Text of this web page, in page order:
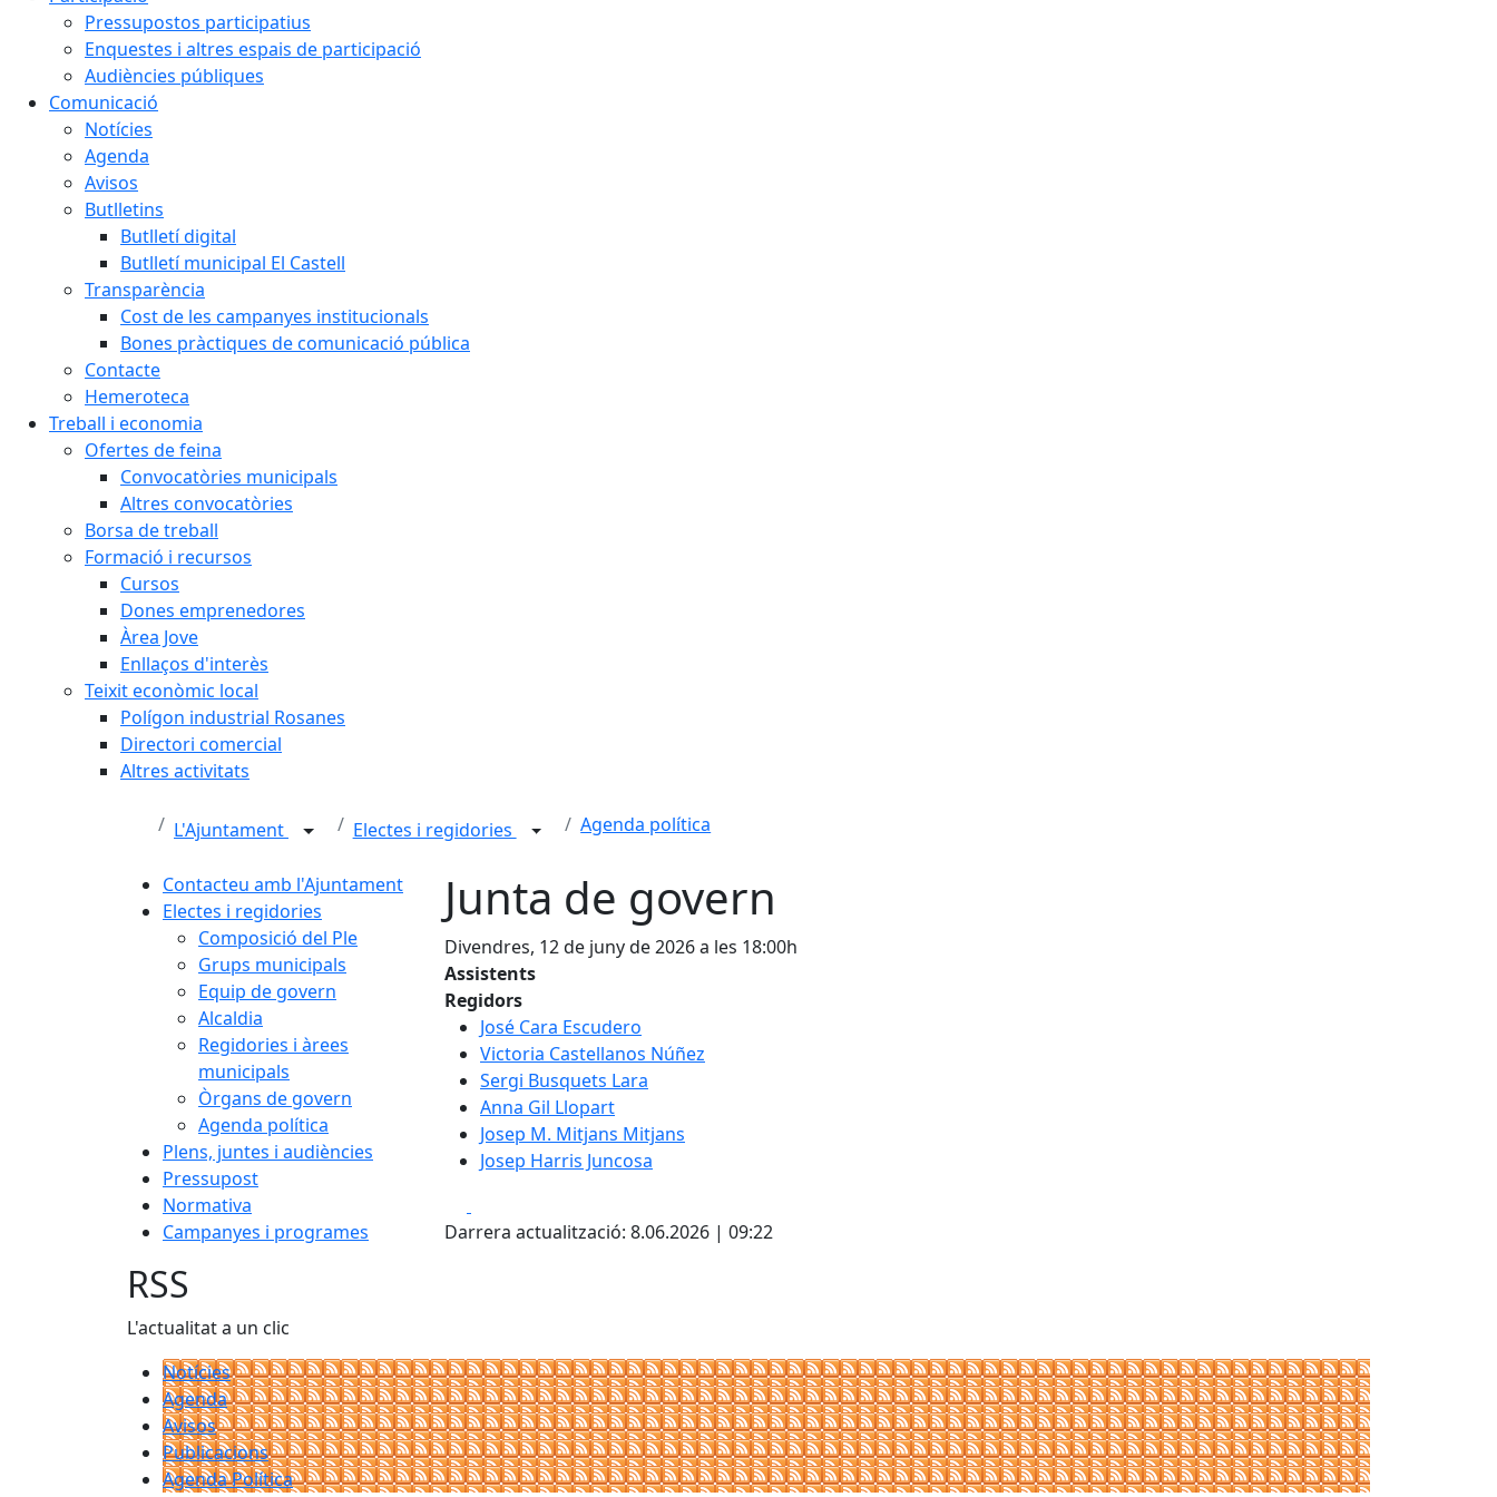
Pressupostos participatius
Enquestes i altres espais de participació
Audiències públiques
Comunicació
Notícies
Agenda
Avisos
Butlletins
Butlletí digital
Butlletí municipal El Castell
Transparència
Cost de les campanyes institucionals
Bones pràctiques de comunicació pública
Contacte
Hemeroteca
Treball i economia
Ofertes de feina
Convocatòries municipals
Altres convocatòries
Borsa de treball
Formació i recursos
Cursos
Dones emprenedores
Àrea Jove
Enllaços d'interès
Teixit econòmic local
Polígon industrial Rosanes
Directori comercial
Altres activitats
L'Ajuntament Electes i regidories Agenda política
Contacteu amb l'Ajuntament
Electes i regidories
Composició del Ple
Grups municipals
Equip de govern
Alcaldia
Regidories i àrees
municipals
Òrgans de govern
Agenda política
Plens, juntes i audiències
Pressupost
Normativa
Campanyes i programes
Junta de govern
Divendres, 12 de juny de 2026 a les 18:00h
Assistents
Regidors
José Cara Escudero
Victoria Castellanos Núñez
Sergi Busquets Lara
Anna Gil Llopart
Josep M. Mitjans Mitjans
Josep Harris Juncosa
Darrera actualització: 8.06.2026 | 09:22
RSS
L'actualitat a un clic
Notícies
Agenda
Avisos
Publicacions
Agenda Política